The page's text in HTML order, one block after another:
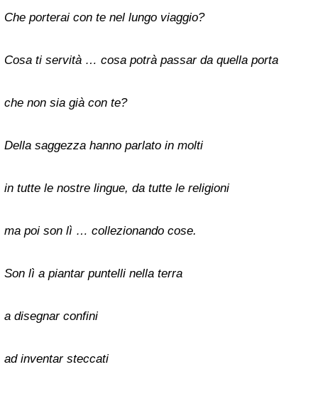
Che porterai con te nel lungo viaggio?
Cosa ti servità … cosa potrà passar da quella porta
che non sia già con te?
Della saggezza hanno parlato in molti
in tutte le nostre lingue, da tutte le religioni
ma poi son lì … collezionando cose.
Son lì a piantar puntelli nella terra
a disegnar confini
ad inventar steccati